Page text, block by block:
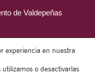
de Valdepeñas
experiencia en nuestra
o desactivarlas